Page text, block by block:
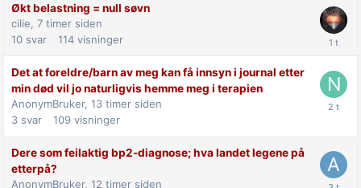
Økt belastning = null søvn
cilie, 7 timer siden
10 svar 114 visninger
Det at foreldre/barn av meg kan få innsyn i journal etter
min død vil jo naturligvis hemme meg i terapien
AnonymBruker, 13 timer siden
3 svar 109 visninger
Dere som feilaktig bp2-diagnose; hva landet legene på
etterpå?
AnonymBruker, 12 timer siden